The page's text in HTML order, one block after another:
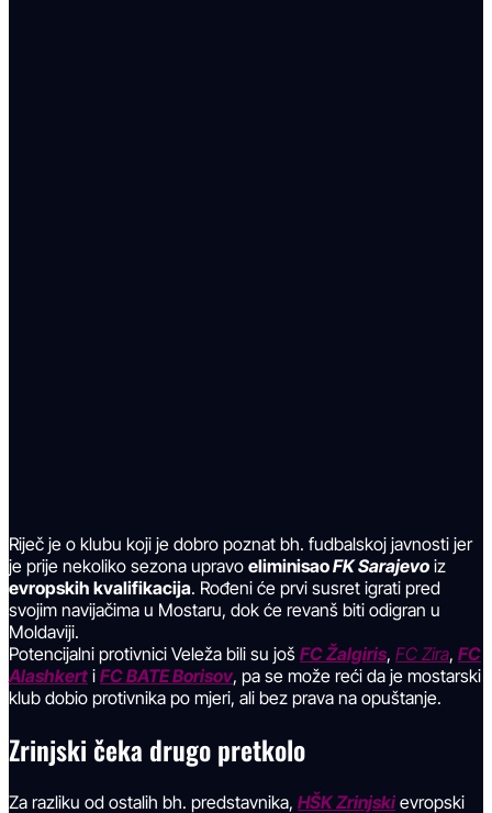
Riječ je o klubu koji je dobro poznat bh. fudbalskoj javnosti jer
je prije nekoliko sezona upravo eliminisaoFK Sarajevo iz
evropskih kvalifikacija. Rođeni će prvi susret igrati pred
svojim navijačima u Mostaru, dok će revanš biti odigran u
Moldaviji.
Potencijalni protivnici Veleža bili su još FC Žalgiris, FC Zira, FC
Alashkert i FC BATE Borisov, pa se može reći da je mostarski
klub dobio protivnika po mjeri, ali bez prava na opuštanje.
Zrinjski čeka drugo pretkolo
Za razliku od ostalih bh. predstavnika, HŠK Zrinjskievropski